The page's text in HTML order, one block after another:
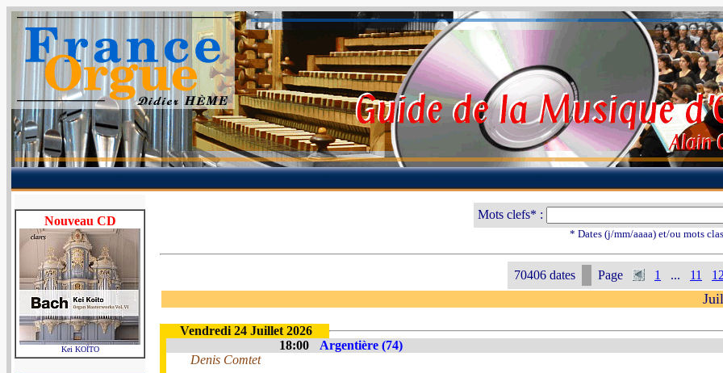
Nouveau CD
Kei KOÏTO
Mots clefs* :
* Dates (j/mm/aaaa) et/ou mots
70406 dates Page 1 ... 11 12
Vendredi 24 Juillet 2026
18:00
Argentière (74)
Denis Comtet